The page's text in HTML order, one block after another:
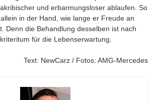
und erbarmungsloser ablaufen. So
in der Hand, wie lange er Freude an
Denn die Behandlung desselben ist nach
für die Lebenserwartung.
Text: NewCarz / Fotos: AMG-Mercedes